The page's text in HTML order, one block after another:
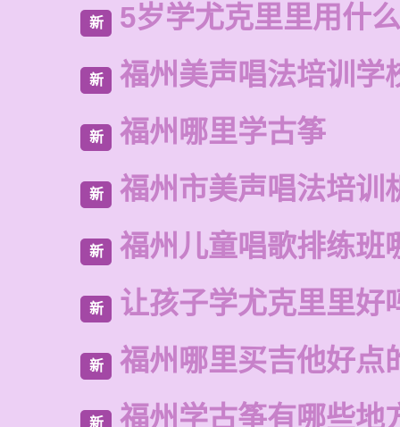
新 5岁学尤克里里用什
新 福州美声唱法培训学
新 福州哪里学古筝
新 福州市美声唱法培训
新 福州儿童唱歌排练班
新 让孩子学尤克里里好
新 福州哪里买吉他好点
新 福州学古筝有哪些地